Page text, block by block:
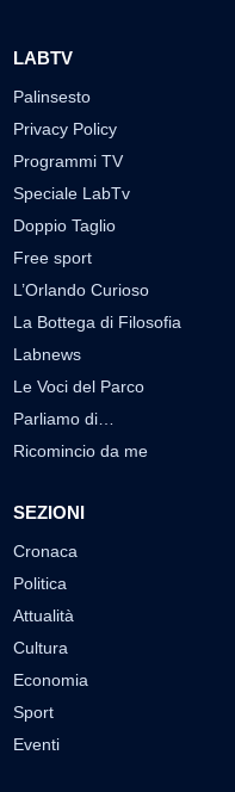
LABTV
Palinsesto
Privacy Policy
Programmi TV
Speciale LabTv
Doppio Taglio
Free sport
L’Orlando Curioso
La Bottega di Filosofia
Labnews
Le Voci del Parco
Parliamo di…
Ricomincio da me
SEZIONI
Cronaca
Politica
Attualità
Cultura
Economia
Sport
Eventi